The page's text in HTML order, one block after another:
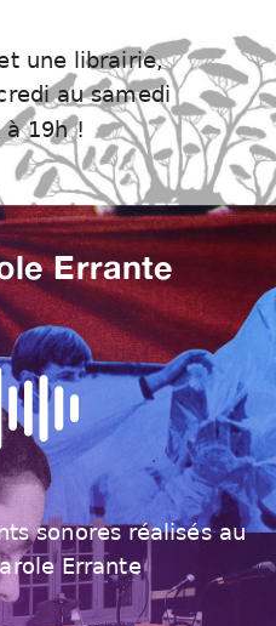
une librairie,
au samedi
à 19h !
Errante
sonores réalisés au
Errante